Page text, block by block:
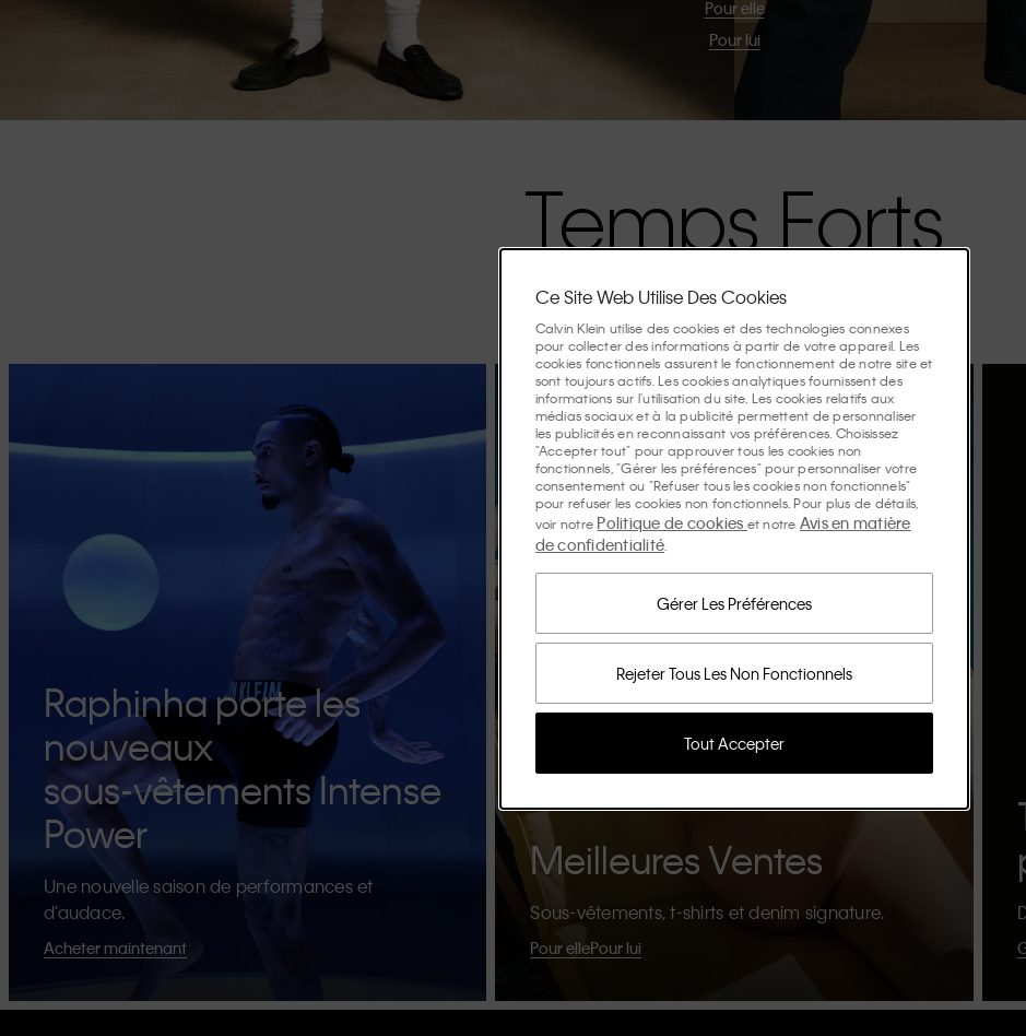
Pour elle
Pour lui
Temps Forts
Les campagnes de la saison.
Raphinha porte les
nouveaux
sous-vêtements Intense
Power
Une nouvelle saison de performances et
d’audace.
Acheter maintenant
Meilleures Ventes
Sous-vêtements, t-shirts et denim signature.
Pour ellePour lui
Ce Site Web Utilise Des Cookies
Calvin Klein utilise des cookies et des technologies connexes
pour collecter des informations à partir de votre appareil. Les
cookies fonctionnels assurent le fonctionnement de notre site et
sont toujours actifs. Les cookies analytiques fournissent des
informations sur l'utilisation du site. Les cookies relatifs aux
médias sociaux et à la publicité permettent de personnaliser
les publicités en reconnaissant vos préférences. Choisissez
"Accepter tout" pour approuver tous les cookies non
fonctionnels, "Gérer les préférences" pour personnaliser votre
consentement ou "Refuser tous les cookies non fonctionnels"
pour refuser les cookies non fonctionnels. Pour plus de détails,
voir notre Politique de cookies et notre Avis en matière
de confidentialité
Rejeter Tous Les Non Fonctionnels
Gérer Les Préférences
Tout Accepter